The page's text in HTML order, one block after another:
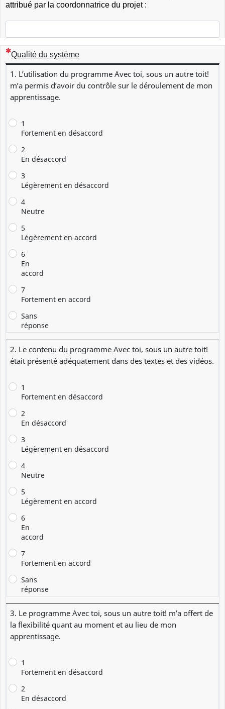
attribué par la coordonnatrice du projet :
(Cette question est obligatoire)
Qualité du système
1. L’utilisation du programme Avec toi, sous un autre toit!
m’a permis d’avoir du contrôle sur le déroulement de mon
apprentissage.
1
Fortement en désaccord
2
En désaccord
3
Légèrement en désaccord
4
Neutre
5
Légèrement en accord
6
En
accord
7
Fortement en accord
Sans
réponse
2. Le contenu du programme Avec toi, sous un autre toit!
était présenté adéquatement dans des textes et des vidéos.
1
Fortement en désaccord
2
En désaccord
3
Légèrement en désaccord
4
Neutre
5
Légèrement en accord
6
En
accord
7
Fortement en accord
Sans
réponse
3. Le programme Avec toi, sous un autre toit! m’a offert de
la flexibilité quant au moment et au lieu de mon
apprentissage.
1
Fortement en désaccord
2
En désaccord